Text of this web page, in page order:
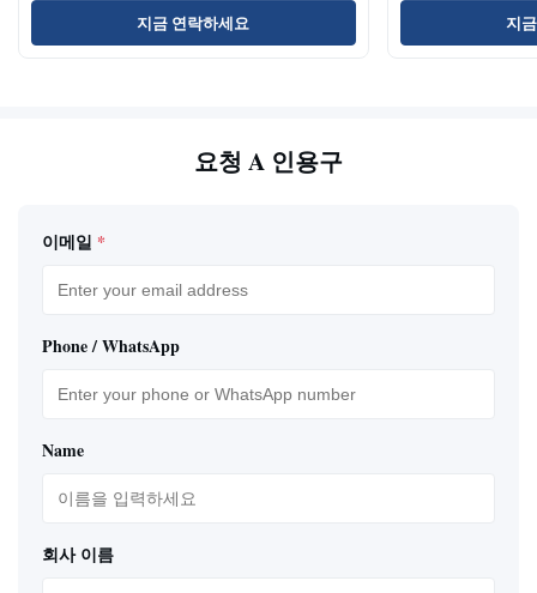
지금 연락하세요 지
요청 A 인용구
이메일 *
Phone / WhatsApp
Name
회사 이름